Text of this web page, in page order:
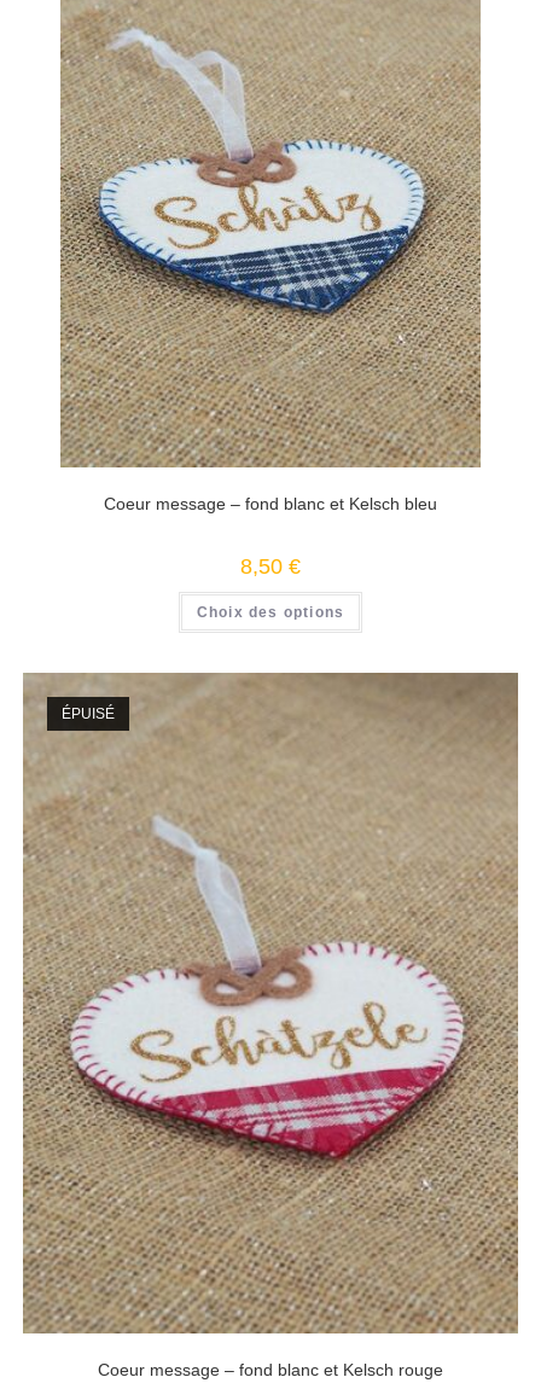
Coeur message – fond blanc et Kelsch bleu
8,50 €
Choix des options
ÉPUISÉ
Coeur message – fond blanc et Kelsch rouge